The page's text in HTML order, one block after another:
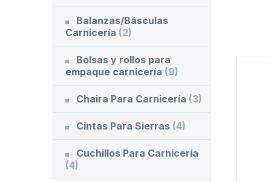
Balanzas/Básculas
Carnicería (2)
Bolsas y rollos para
empaque carnicería (9)
Chaira Para Carnicería (3)
Cintas Para Sierras (4)
Cuchillos Para Carnicería
(4)